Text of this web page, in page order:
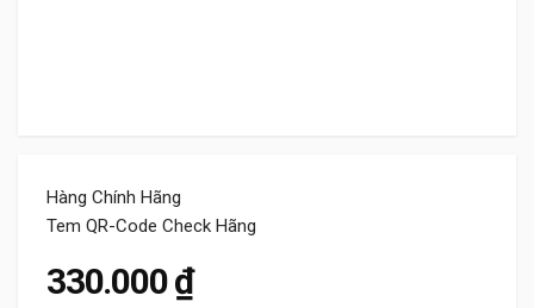
Hàng Chính Hãng
Tem QR-Code Check Hãng
330.000₫